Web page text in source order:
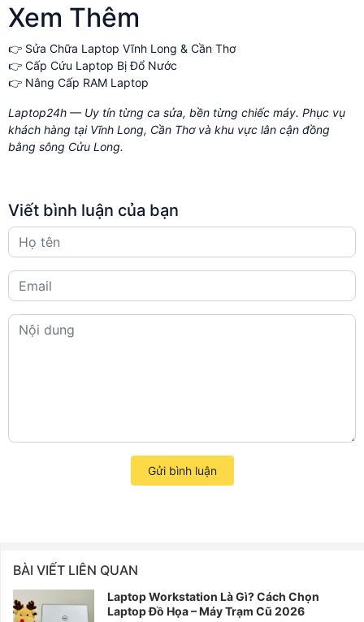
Xem Thêm
👉 Sửa Chữa Laptop Vĩnh Long & Cần Thơ
👉 Cấp Cứu Laptop Bị Đổ Nước
👉 Nâng Cấp RAM Laptop
Laptop24h — Uy tín từng ca sửa, bền từng chiếc máy. Phục vụ
khách hàng tại Vĩnh Long, Cần Thơ và khu vực lân cận đồng
bằng sông Cửu Long.
Viết bình luận của bạn
Gửi bình luận
BÀI VIẾT LIÊN QUAN
Laptop Workstation Là Gì? Cách Chọn
Laptop Đồ Họa – Máy Trạm Cũ 2026